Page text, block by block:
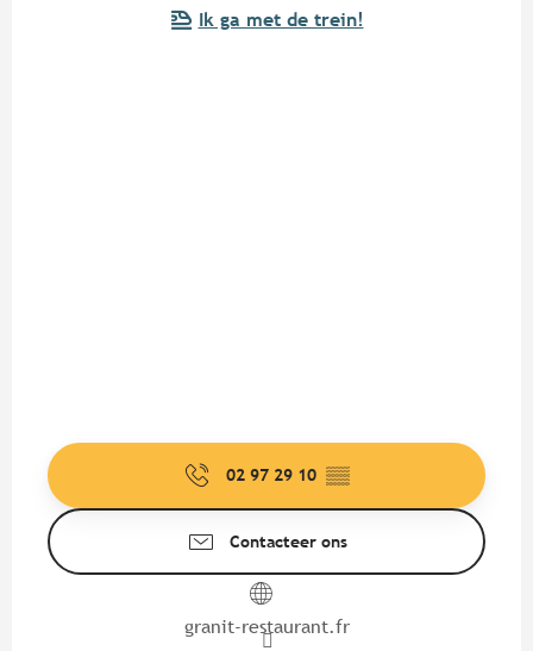
Ik ga met de trein!
02 97 29 10 ▒▒
Contacteer ons
granit-restaurant.fr